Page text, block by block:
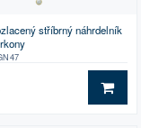
stříbrný náhrdelník
DO